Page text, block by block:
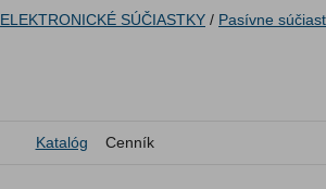
ELEKTRONICKÉ SÚČIASTKY / Pasívne
Katalóg Cenník